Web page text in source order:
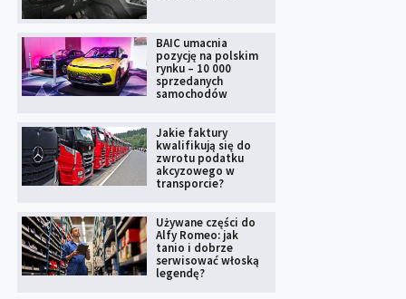
BAIC umacnia
pozycję na polskim
rynku – 10 000
sprzedanych
samochodów
Jakie faktury
kwalifikują się do
zwrotu podatku
akcyzowego w
transporcie?
Używane części do
Alfy Romeo: jak
tanio i dobrze
serwisować włoską
legendę?